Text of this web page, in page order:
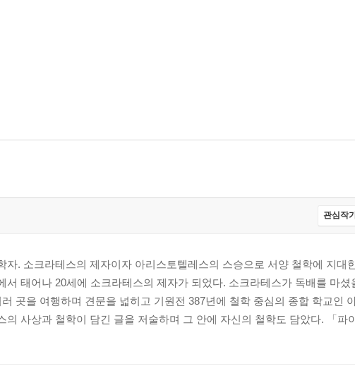
관심작
자. 소크라테스의 제자이자 아리스토텔레스의 스승으로 서양 철학에 지대
서 태어나 20세에 소크라테스의 제자가 되었다. 소크라테스가 독배를 마셨
곳을 여행하며 견문을 넓히고 기원전 387년에 철학 중심의 종합 학교인
의 사상과 철학이 담긴 글을 저술하며 그 안에 자신의 철학도 담았다. 「파